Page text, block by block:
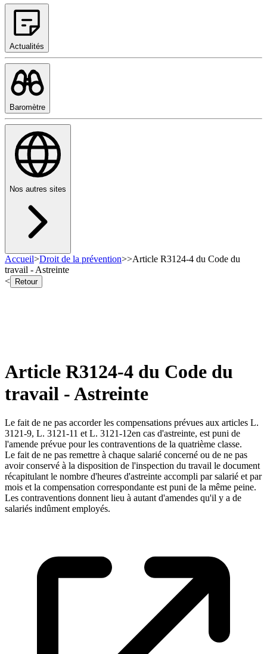
Actualités
Baromètre
Nos autres sites
Accueil>Droit de la prévention>>Article R3124-4 du Code du
travail - Astreinte
<
Retour
Article R3124-4 du Code du
travail - Astreinte
Le fait de ne pas accorder les compensations prévues aux articles L.
3121-9, L. 3121-11 et L. 3121-12en cas d'astreinte, est puni de
l'amende prévue pour les contraventions de la quatrième classe.
Le fait de ne pas remettre à chaque salarié concerné ou de ne pas
avoir conservé à la disposition de l'inspection du travail le document
récapitulant le nombre d'heures d'astreinte accompli par salarié et par
mois et la compensation correspondante est puni de la même peine.
Les contraventions donnent lieu à autant d'amendes qu'il y a de
salariés indûment employés.